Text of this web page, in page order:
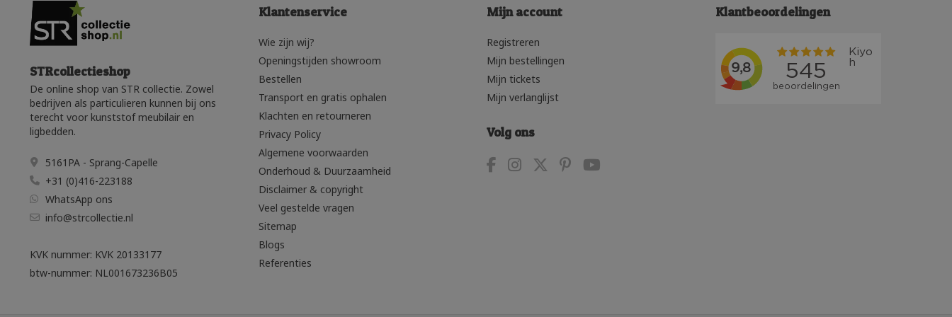
STRcollectieshop
De online shop van STR collectie. Zowel
bedrijven als particulieren kunnen bij ons
terecht voor kunststof meubilair en
ligbedden.
5161PA - Sprang-Capelle
+31 (0)416-223188
WhatsApp ons
info@strcollectie.nl
KVK nummer: KVK 20133177
btw-nummer: NL001673236B05
Klantenservice
Wie zijn wij?
Openingstijden showroom
Bestellen
Transport en gratis ophalen
Klachten en retourneren
Privacy Policy
Algemene voorwaarden
Onderhoud & Duurzaamheid
Disclaimer & copyright
Veel gestelde vragen
Sitemap
Blogs
Referenties
Mijn account
Registreren
Mijn bestellingen
Mijn tickets
Mijn verlanglijst
Volg ons
Klantbeoordelingen